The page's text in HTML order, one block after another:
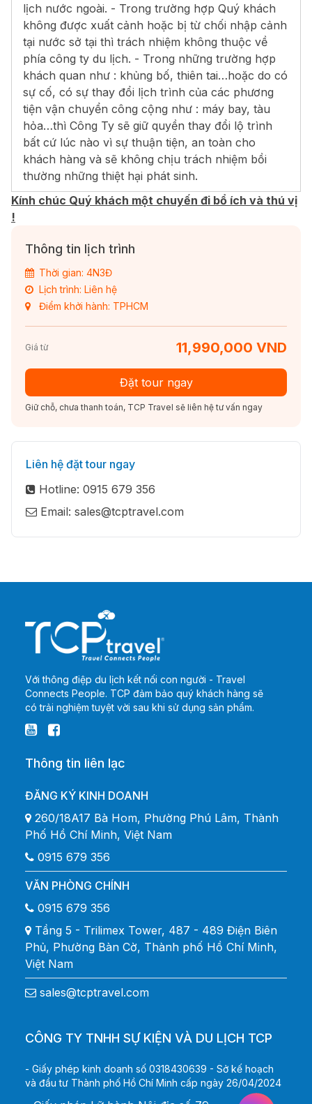
lịch nước ngoài. - Trong trường hợp Quý khách
không được xuất cảnh hoặc bị từ chối nhập cảnh
tại nước sở tại thì trách nhiệm không thuộc về
phía công ty du lịch. - Trong những trường hợp
khách quan như : khủng bố, thiên tai…hoặc do có
sự cố, có sự thay đổi lịch trình của các phương
tiện vận chuyển công cộng như : máy bay, tàu
hỏa…thì Công Ty sẽ giữ quyền thay đổi lộ trình
bất cứ lúc nào vì sự thuận tiện, an toàn cho
khách hàng và sẽ không chịu trách nhiệm bồi
thường những thiệt hại phát sinh.
Kính chúc Quý khách một chuyến đi bổ ích và thú vị
!
Thông tin lịch trình
Thời gian: 4N3Đ
Lịch trình: Liên hệ
Điểm khởi hành: TPHCM
Giá từ 11,990,000 VND
Đặt tour ngay
Giữ chỗ, chưa thanh toán, TCP Travel sẽ liên hệ tư vấn ngay
Liên hệ đặt tour ngay
Hotline: 0915 679 356
Email: sales@tcptravel.com
Với thông điệp du lịch kết nối con người - Travel
Connects People. TCP đảm bảo quý khách hàng sẽ
có trải nghiệm tuyệt vời sau khi sử dụng sản phẩm.
Thông tin liên lạc
ĐĂNG KÝ KINH DOANH
260/18A17 Bà Hom, Phường Phú Lâm, Thành
Phố Hồ Chí Minh, Việt Nam
0915 679 356
VĂN PHÒNG CHÍNH
0915 679 356
Tầng 5 - Trilimex Tower, 487 - 489 Điện Biên
Phủ, Phường Bàn Cờ, Thành phố Hồ Chí Minh,
Việt Nam
sales@tcptravel.com
CÔNG TY TNHH SỰ KIỆN VÀ DU LỊCH TCP
- Giấy phép kinh doanh số 0318430639 - Sở kế hoạch
và đầu tư Thành phố Hồ Chí Minh cấp ngày 26/04/2024